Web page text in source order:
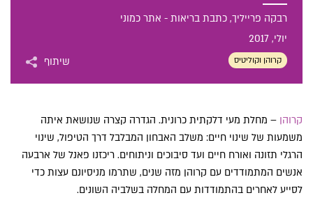
רבקה פרייליך, כתבת בריאות - אתר כמוני
יולי, 2017
קרוהן וקוליטיס שיתוף
קרוהן – מחלת מעי דלקתית כרונית. הגדרה קצרה שנושאת איתה
משמעות של שינוי חיים: משלב האבחון המבלבל דרך הטיפול, שינוי
הרגלי תזונה ואורח חיים ועד סיבוכים וניתוחים. ריכזנו פאנל של ארבעה
אנשים המתמודדים עם קרוהן מזה שנים, שתרמו מניסיונם עצות כדי
לסייע לאחרים בהתמודדות עם המחלה בשלביה השונים.